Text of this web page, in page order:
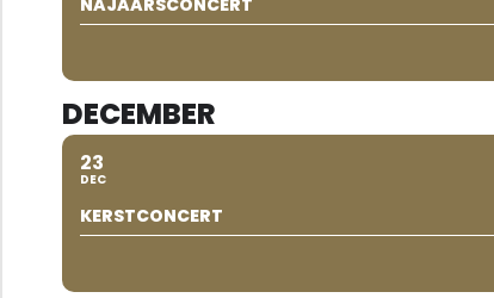
NAJAARSCONCERT
DECEMBER
23
DEC
KERSTCONCERT